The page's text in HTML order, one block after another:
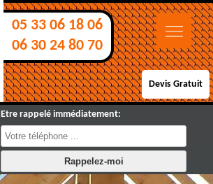
05 33 06 18 06
06 30 24 80 70
Devis Gratuit
Etre rappelé immédiatement: